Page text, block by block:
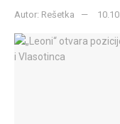
Autor: Rešetka